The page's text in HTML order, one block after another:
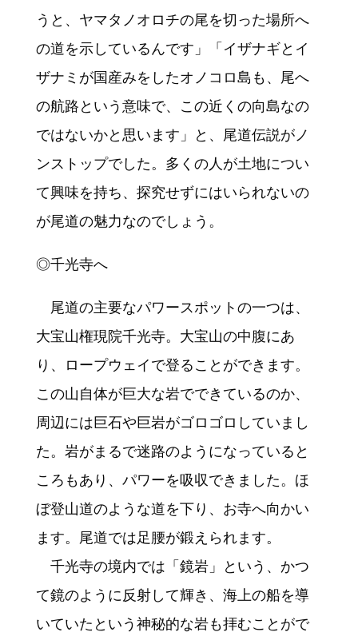
うと、ヤマタノオロチの尾を切った場所へ
の道を示しているんです」「イザナギとイ
ザナミが国産みをしたオノコロ島も、尾へ
の航路という意味で、この近くの向島なの
ではないかと思います」と、尾道伝説がノ
ンストップでした。多くの人が土地につい
て興味を持ち、探究せずにはいられないの
が尾道の魅力なのでしょう。
◎千光寺へ
尾道の主要なパワースポットの一つは、
大宝山権現院千光寺。大宝山の中腹にあ
り、ロープウェイで登ることができます。
この山自体が巨大な岩でできているのか、
周辺には巨石や巨岩がゴロゴロしていまし
た。岩がまるで迷路のようになっていると
ころもあり、パワーを吸収できました。ほ
ぼ登山道のような道を下り、お寺へ向かい
ます。尾道では足腰が鍛えられます。
千光寺の境内では「鏡岩」という、かつ
て鏡のように反射して輝き、海上の船を導
いていたという神秘的な岩も拝むことがで